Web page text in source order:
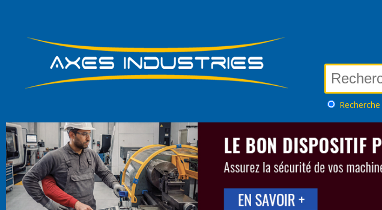
Recherche